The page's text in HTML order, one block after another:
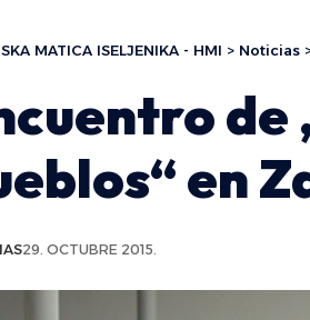
MATICA ISELJENIKA - HMI > Noticias
de
en
29. OCTUBRE 2015.